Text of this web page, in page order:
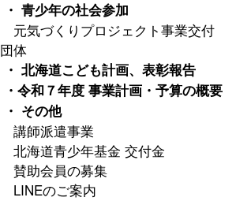
・ 青少年の社会参加
元気づくりプロジェクト事業交付
団体
・ 北海道こども計画、表彰報告
・令和７年度 事業計画・予算の概要
・ その他
講師派遣事業
北海道青少年基金 交付金
賛助会員の募集
LINEのご案内